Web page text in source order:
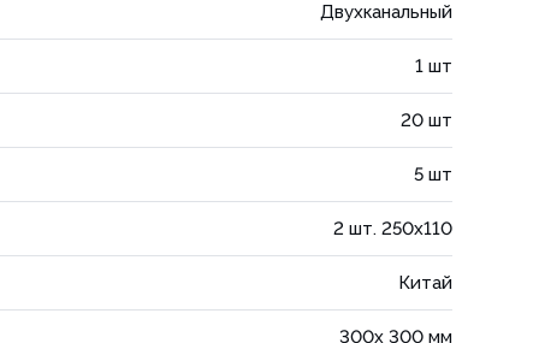
Двухканальный
1 шт
20 шт
5 шт
2 шт. 250х110
Китай
300x 300 мм